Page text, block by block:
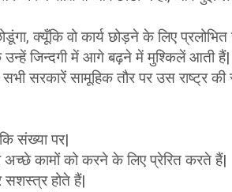
क्यूँकि वो कार्य छोड़ने के लिए
उन्हें जिन्दगी में आगे बढ़ने में मुश्किलें आती हैं|
सरकारें सामूहिक तौर पर उस राष्ट्र
संख्या पर|
कामों को करने के लिए प्रेरित करते हैं|
सशस्त्र होते हैं|